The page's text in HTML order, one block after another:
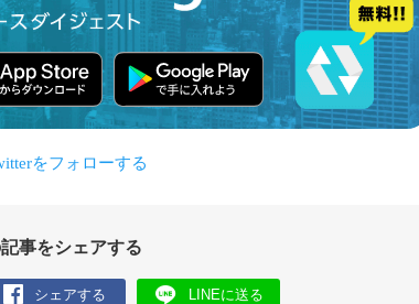
事をシェアする
シェアする LINEに送る